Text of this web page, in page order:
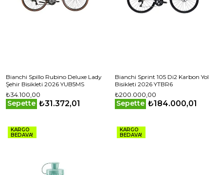
Bianchi Spillo Rubino Deluxe Lady
Şehir Bisikleti 2026 YUB5MS
₺34.100,00
Sepette ₺31.372,01
Bianchi Sprint 105 Di2 Karbon Yol
Bisikleti 2026 YTBR6
₺200.000,00
Sepette ₺184.000,01
KARGO
BEDAVA!
KARGO
BEDAVA!